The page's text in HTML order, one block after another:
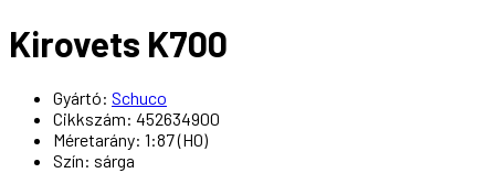
Kirovets K700
Gyártó: Schuco
Cikkszám: 452634900
Méretarány: 1:87 (H0)
Szín: sárga